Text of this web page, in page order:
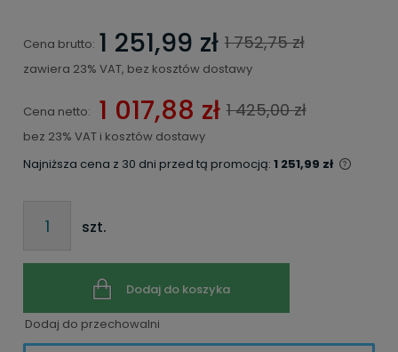
Cena brutto: 1 251,99 zł 1 752,75 zł
zawiera 23% VAT, bez kosztów dostawy
Cena netto: 1 017,88 zł 1 425,00 zł
bez 23% VAT i kosztów dostawy
Najniższa cena z 30 dni przed tą promocją: 1 251,99 zł
szt.
Dodaj do koszyka
Dodaj do przechowalni